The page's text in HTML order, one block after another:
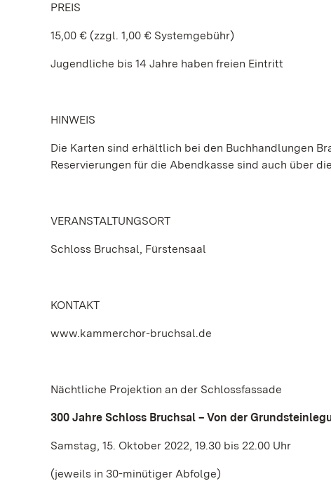
PREIS
15,00 € (zzgl. 1,00 € Systemgebühr)
Jugendliche bis 14 Jahre haben freien Eintritt
HINWEIS
Die Karten sind erhältlich bei den Buchhandlungen
Reservierungen für die Abendkasse sind auch über
VERANSTALTUNGSORT
Schloss Bruchsal, Fürstensaal
KONTAKT
www.kammerchor-bruchsal.de
Nächtliche Projektion an der Schlossfassade
300 Jahre Schloss Bruchsal – Von der
Samstag, 15. Oktober 2022, 19.30 bis 22.00 Uhr
(jeweils in 30-minütiger Abfolge)